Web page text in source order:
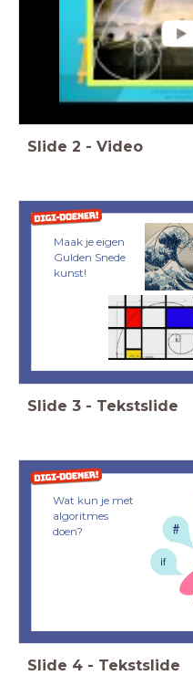
Slide 2 - Video
Maak je eigen
Gulden Snede
kunst!
Slide 3 - Tekstslide
Wat kun je met
algoritmes
doen?
Slide 4 - Tekstslide